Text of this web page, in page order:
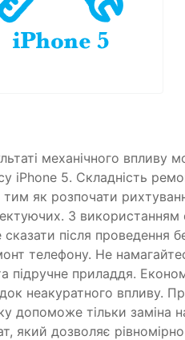
механічного
iPhone 5. Складність
як розпочати
З використанням
після проведення
телефону. Не
підручне приладдя.
неакуратного впливу.
допоможе тільки заміна
який дозволяє